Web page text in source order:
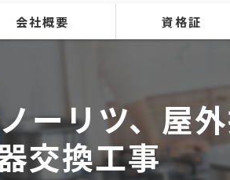
会社概要 資格証
ーリツ、屋
交換工事